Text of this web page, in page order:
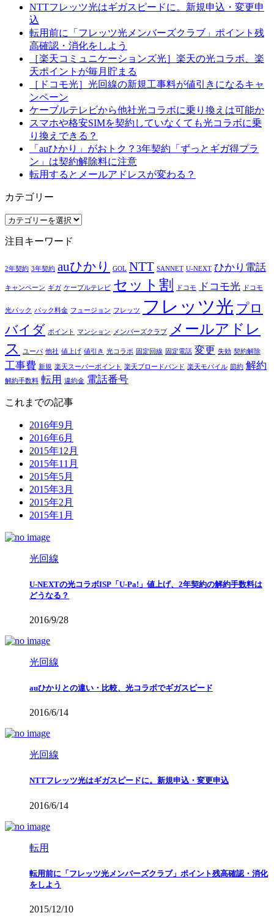
NTTフレッツ光はギガスピードに。新規申込・変更申
込
転用前に「フレッツ光メンバーズクラブ」ポイント残
高確認・消化をしよう
［楽天コミュニケーションズ光］楽天の光コラボ、楽
天ポイントが毎月貯まる
［ドコモ光］光回線の新規工事料が値引きになるキャ
ンペーン
ケーブルテレビから他社光コラボに乗り換えは可能か
スマホや格安SIMを契約していなくても光コラボに乗
り換えできる？
「auひかり」がおトク？3年契約「ずっとギガ得プラ
ン」は契約解除料に注意
転用するとメールアドレスが変わる？
カテゴリー
カ
ゴ
ー
注目キーワード
2年契約 3年契約 auひかり GOL NTT SANNET U-NEXT ひかり電話
キャンペーン ギガ ケーブルテレビ セット割 ドコモ ドコモ光 ドコモ
光パック パック料金 フュージョン フレッツ フレッツ光 プロ
バイダ ポイント マンション メンバーズクラブ
メールアドレ
ス
ユーパ 他社 値上げ 値引き 光コラボ 固定回線 固定電話 変更 失効 契約解除
工事費 新規 楽天スーパーポイント 楽天ブロードバンド 楽天モバイル 節約 解約
解約手数料 転用 違約金 電話番号
これまでの記事
2016年9月
2016年6月
2015年12月
2015年11月
2015年5月
2015年3月
2015年2月
2015年1月
光回線
U-NEXTの光コラボISP「U-Pa!」値上げ、2年契約の解約手数料は
どうなる？
2016/9/28
光回線
auひかりとの違い・比較、光コラボでギガスピード
2016/6/14
光回線
NTTフレッツ光はギガスピードに。新規申込・変更申込
2016/6/14
転用
転用前に「フレッツ光メンバーズクラブ」ポイント残高確認・消化
をしよう
2015/12/10